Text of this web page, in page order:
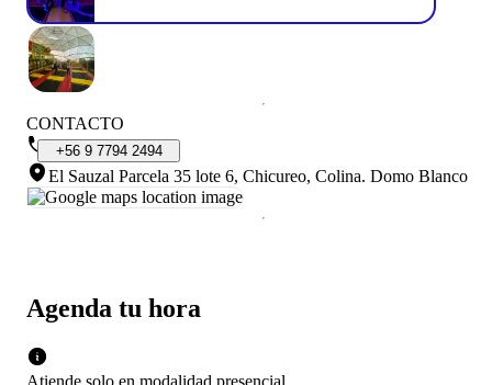
Agenda tu hora
Atiende solo en modalidad presencial
CONTACTO
+56 9 7794 2494
El Sauzal Parcela 35 lote 6, Chicureo, Colina. Domo Blanco